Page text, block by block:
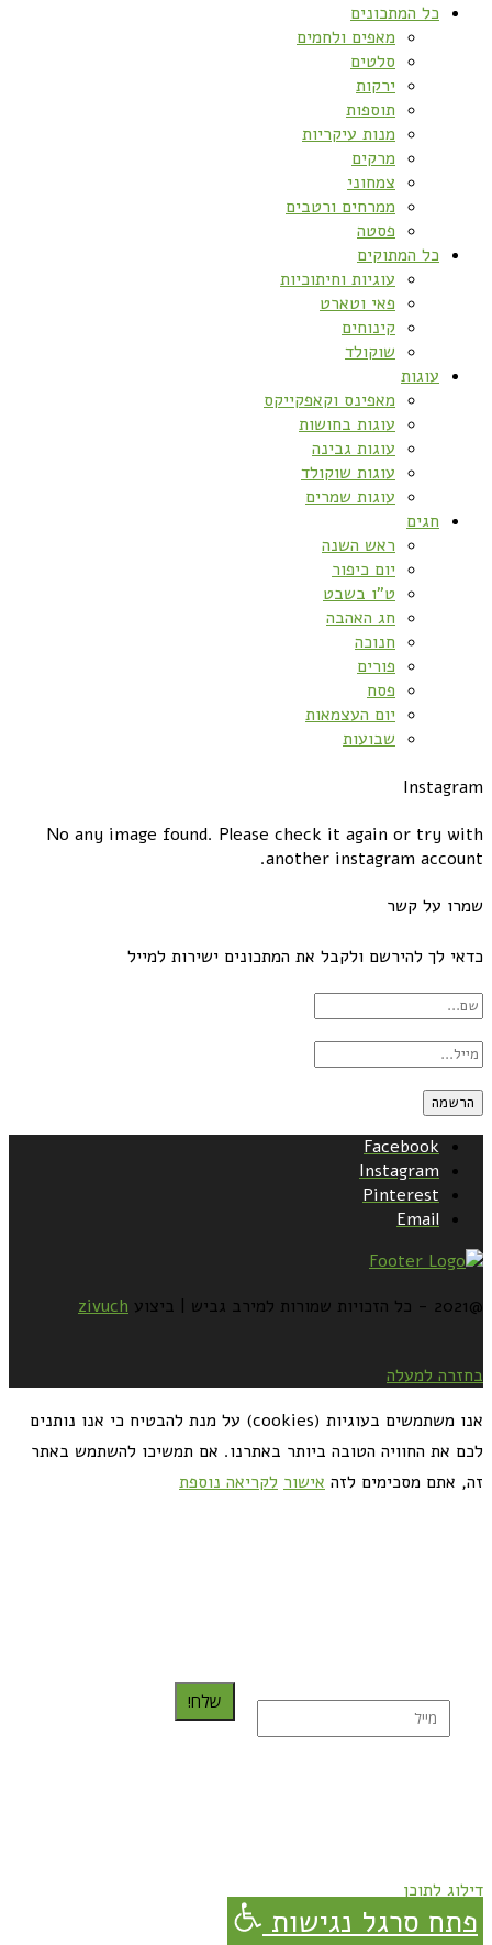
כל המתכונים
מאפים ולחמים
סלטים
ירקות
תוספות
מנות עיקריות
מרקים
צמחוני
ממרחים ורטבים
פסטה
כל המתוקים
עוגיות וחיתוכיות
פאי וטארט
קינוחים
שוקולד
עוגות
מאפינס וקאפקייקס
עוגות בחושות
עוגות גבינה
עוגות שוקולד
עוגות שמרים
חגים
ראש השנה
יום כיפור
ט”ו בשבט
חג האהבה
חנוכה
פורים
פסח
יום העצמאות
שבועות
Instagram
No any image found. Please check it again or try with
another instagram account.
שמרו על קשר
כדאי לך להירשם ולקבל את המתכונים ישירות למייל
Facebook
Instagram
Pinterest
Email
@2021 - כל הזכויות שמורות למירב גביש | ביצוע zivuch
בחזרה למעלה
אנו משתמשים בעוגיות (cookies) על מנת להבטיח כי אנו נותנים
לכם את החוויה הטובה ביותר באתרנו. אם תמשיכו להשתמש באתר
זה, אתם מסכימים לזה אישור לקריאה נוספת
שלח!
דילוג לתוכן
פתח סרגל נגישות